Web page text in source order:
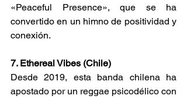
«Peaceful Presence», que se ha
convertido en un himno de positividad y
conexión.
7. Ethereal Vibes (Chile)
Desde 2019, esta banda chilena ha
apostado por un reggae psicodélico con